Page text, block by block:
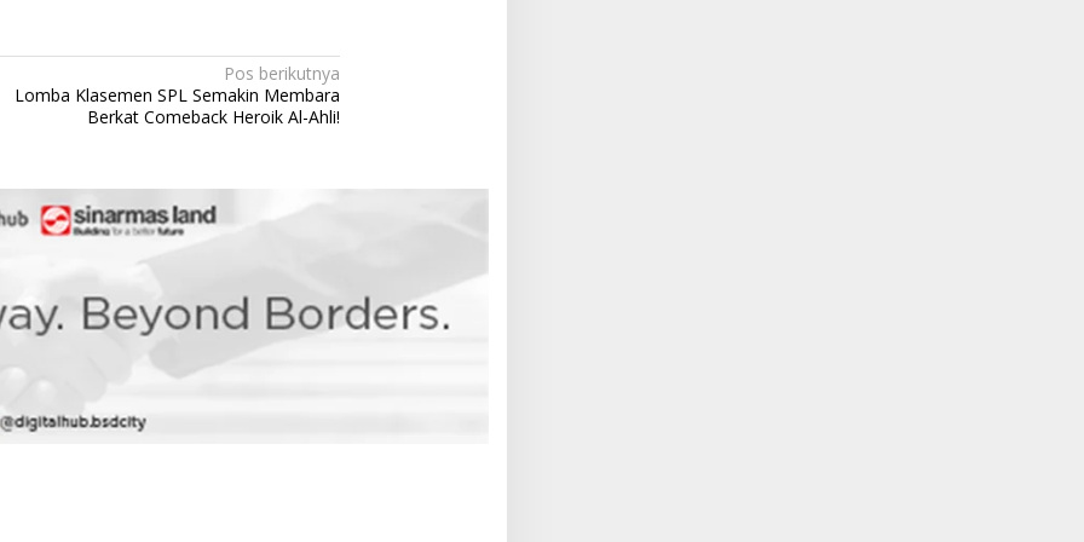
Pos berikutnya
Lomba Klasemen SPL Semakin Membara
Berkat Comeback Heroik Al-Ahli!